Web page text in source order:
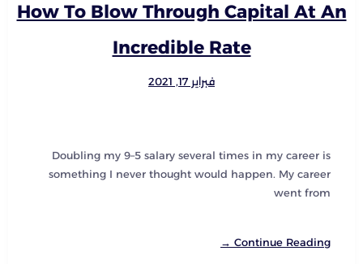
How To Blow Through Capital At An
Incredible Rate
فبراير 17, 2021
Doubling my 9–5 salary several times in my career is
something I never thought would happen. My career
went from
Continue Reading →